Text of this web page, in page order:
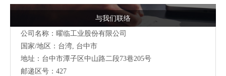
与我们联络
公司名称：曜临工业股份有限公司
国家/地区：台湾, 台中市
地址： 台中市潭子区中山路二段73巷205号
邮递区号：427